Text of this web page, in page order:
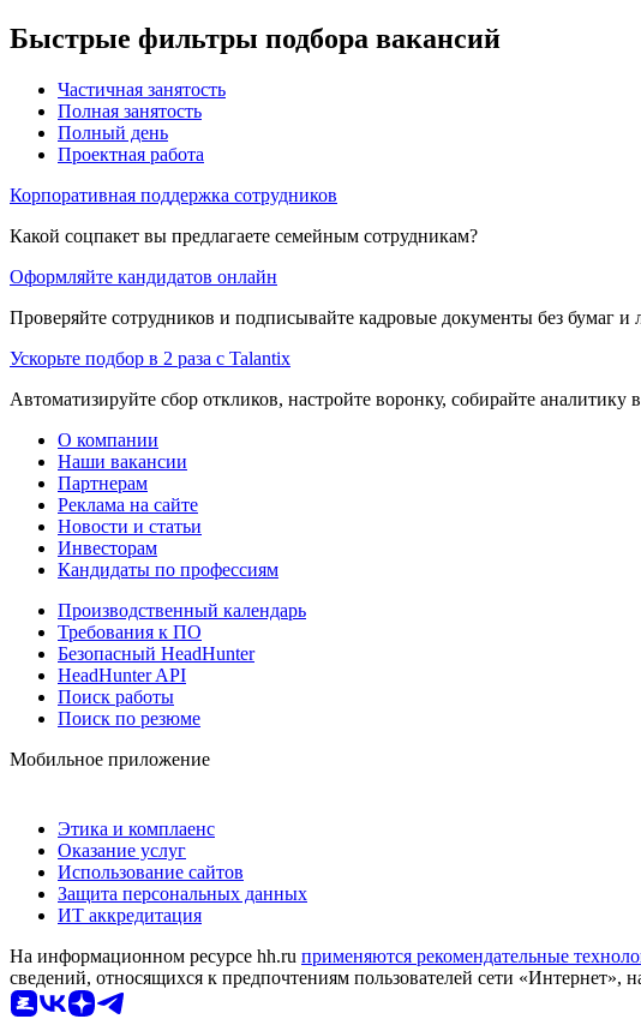
Быстрые фильтры подбора вакансий
Частичная занятость
Полная занятость
Полный день
Проектная работа
Корпоративная поддержка сотрудников
Какой соцпакет вы предлагаете семейным сотрудникам?
Оформляйте кандидатов онлайн
Проверяйте сотрудников и подписывайте кадровые документы без бумаг и
Ускорьте подбор в 2 раза с Talantix
Автоматизируйте сбор откликов, настройте воронку, собирайте аналитику
О компании
Наши вакансии
Партнерам
Реклама на сайте
Новости и статьи
Инвесторам
Кандидаты по профессиям
Производственный календарь
Требования к ПО
Безопасный HeadHunter
HeadHunter API
Поиск работы
Поиск по резюме
Мобильное приложение
Этика и комплаенс
Оказание услуг
Использование сайтов
Защита персональных данных
ИТ аккредитация
На информационном ресурсе hh.ru применяются рекомендательные
сведений, относящихся к предпочтениям пользователей сети «Интернет»,